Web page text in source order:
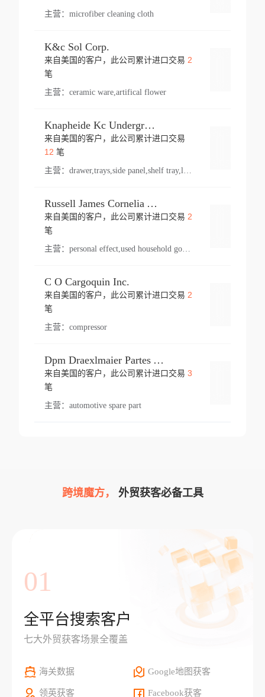
主营： microfiber cleaning cloth
K&c Sol Corp.
来自美国的客户，此公司累计进口交易 2
笔
主营： ceramic ware,artifical flower
Knapheide Kc Underground
来自美国的客户，此公司累计进口交易
12 笔
主营：
Russell James Cornelia Arlington Va
来自美国的客户，此公司累计进口交易 2
笔
主营： personal effect,used household goods
C O Cargoquin Inc.
来自美国的客户，此公司累计进口交易 2
笔
主营： compressor
Dpm Draexlmaier Partes Automotrices Corr Ind Huejotzingo
来自美国的客户，此公司累计进口交易 3
笔
主营： automotive spare part
跨境魔方， 外贸获客必备工具
01
全平台搜索客户
七大外贸获客场景全覆盖
海关数据 Google地图获客
领英获客 Facebook获客